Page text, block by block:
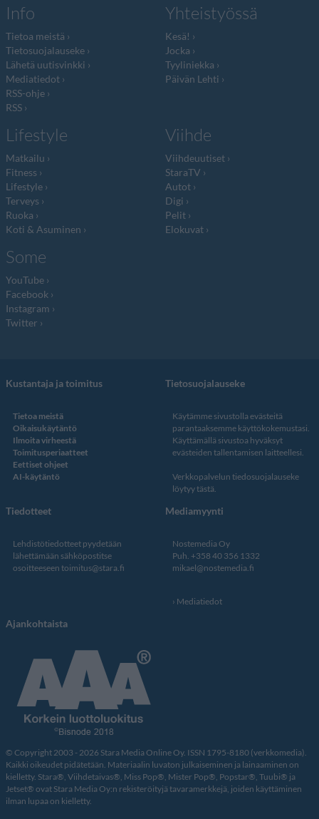
Info
Tietoa meistä
Tietosuojalauseke
Lähetä uutisvinkki
Mediatiedot
RSS-ohje
RSS
Yhteistyössä
Kesä!
Jocka
Tyyliniekka
Päivän Lehti
Lifestyle
Matkailu
Fitness
Lifestyle
Terveys
Ruoka
Koti & Asuminen
Viihde
Viihdeuutiset
StaraTV
Autot
Digi
Pelit
Elokuvat
Some
YouTube
Facebook
Instagram
Twitter
Kustantaja ja toimitus
Tietoa meistä
Oikaisukäytäntö
Ilmoita virheestä
Toimitusperiaatteet
Eettiset ohjeet
AI-käytäntö
Tietosuojalauseke
Käytämme sivustolla evästeitä
parantaaksemme käyttökokemustasi.
Käyttämällä sivustoa hyväksyt
evästeiden tallentamisen laitteellesi.
Verkkopalvelun tiedosuojalauseke
löytyy tästä.
Tiedotteet
Lehdistötiedotteet pyydetään
lähettämään sähköpostitse
osoitteeseen toimitus@stara.fi
Mediamyynti
Nostemedia Oy
Puh. +358 40 356 1332
mikael@nostemedia.fi
Mediatiedot
Ajankohtaista
© Copyright 2003 - 2026 Stara Media Online Oy. ISSN 1795-8180 (verkkomedia).
Kaikki oikeudet pidätetään. Materiaalin luvaton julkaiseminen ja lainaaminen on
kielletty. Stara®, Viihdetaivas®, Miss Pop®, Mister Pop®, Popstar®, Tuubi® ja
Jetset® ovat Stara Media Oy:n rekisteröityjä tavaramerkkejä, joiden käyttäminen
ilman lupaa on kielletty.